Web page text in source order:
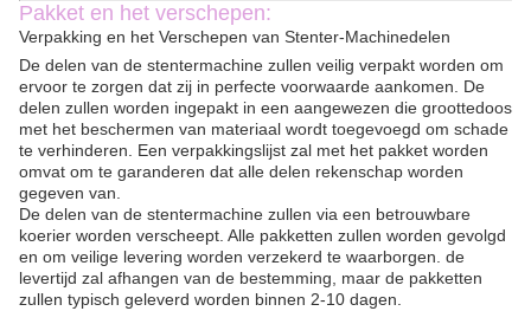
Pakket en het verschepen:
Verpakking en het Verschepen van Stenter-Machinedelen
De delen van de stentermachine zullen veilig verpakt worden om
ervoor te zorgen dat zij in perfecte voorwaarde aankomen. De
delen zullen worden ingepakt in een aangewezen die groottedoos
met het beschermen van materiaal wordt toegevoegd om schade
te verhinderen. Een verpakkingslijst zal met het pakket worden
omvat om te garanderen dat alle delen rekenschap worden
gegeven van.
De delen van de stentermachine zullen via een betrouwbare
koerier worden verscheept. Alle pakketten zullen worden gevolgd
en om veilige levering worden verzekerd te waarborgen. de
levertijd zal afhangen van de bestemming, maar de pakketten
zullen typisch geleverd worden binnen 2-10 dagen.